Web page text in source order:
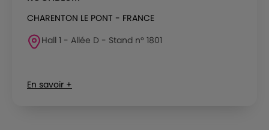
CHARENTON LE PONT - FRANCE
Hall 1 - Allée D - Stand n° 1801
En savoir +